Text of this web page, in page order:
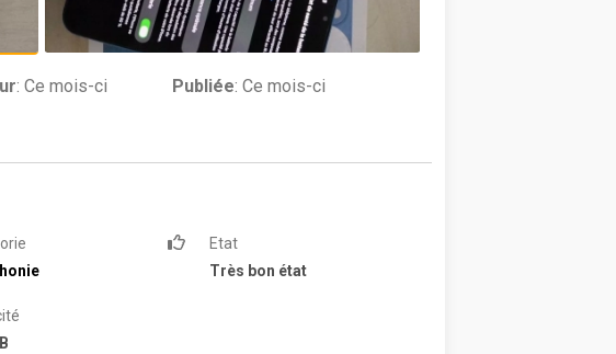
:Ce mois-ci Publiée: Ce mois-ci
Etat
Très bon état